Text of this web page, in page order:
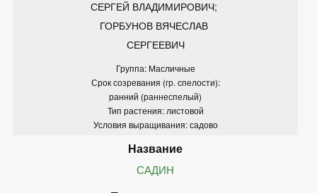
СЕРГЕЙ ВЛАДИМИРОВИЧ;
ГОРБУНОВ ВЯЧЕСЛАВ
СЕРГЕЕВИЧ
Группа: Масличные
Срок созревания (гр. спелости):
ранний (раннеспелый)
Тип растения: листовой
Условия выращивания: садово
САДИН